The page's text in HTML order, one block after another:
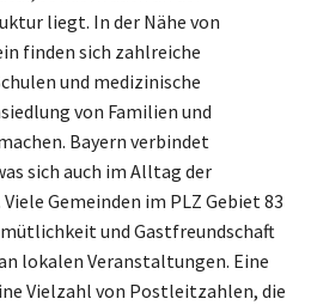
liegt. In der Nähe von
finden sich zahlreiche
und medizinische
von Familien und
Bayern verbindet
sich auch im Alltag der
Gemeinden im PLZ Gebiet 83
und Gastfreundschaft
lokalen Veranstaltungen. Eine
Vielzahl von Postleitzahlen, die